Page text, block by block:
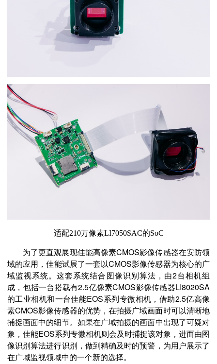
适配210万像素LI7050SAC的SoC
为了更直观展现佳能高像素CMOS影像传感器在安防领
域的应用，佳能试展了一套以CMOS影像传感器为核心的广
域监视系统。这套系统结合图像识别算法，由2台相机组
成，包括一台搭载有2.5亿像素CMOS影像传感器LI8020SA
的工业相机和一台佳能EOS系列专微相机，借助2.5亿高像
素CMOS影像传感器的优势，在拍摄广域画面时可以清晰地
捕捉画面中的细节。如果在广域拍摄的画面中出现了可疑对
象，佳能EOS系列专微相机则会及时捕捉该对象，进而由图
像识别算法进行识别，做到精确及时的预警，为用户展示了
在广域监视领域中的一个新的选择。